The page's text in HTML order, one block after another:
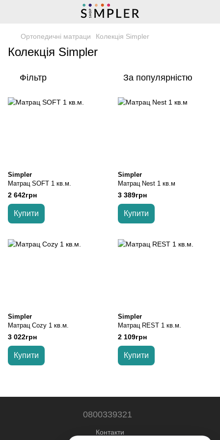
Ортопедичні матраци Колекція Simpler
Колекція Simpler
Фільтр За популярністю
Simpler
Матрац SOFT 1 кв.м.
2 642грн
Купити
Simpler
Матрац Nest 1 кв.м
3 389грн
Купити
Simpler
Матрац Cozy 1 кв.м.
3 022грн
Купити
Simpler
Матрац REST 1 кв.м.
2 109грн
Купити
0800339321
Контакти